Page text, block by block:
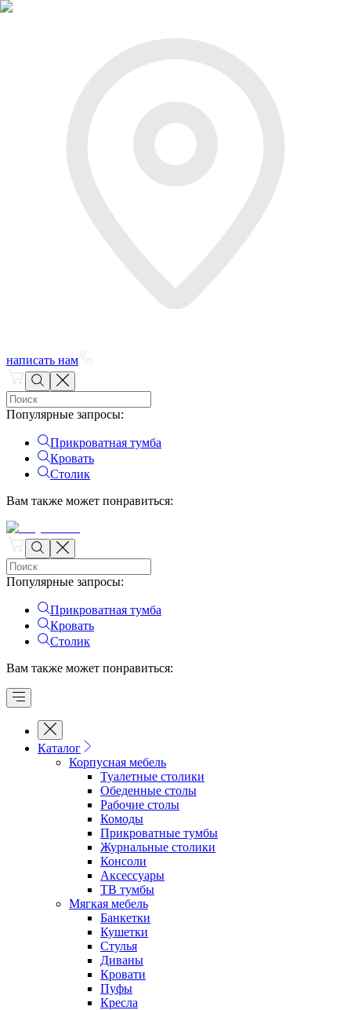
написать нам
Популярные запросы:
Прикроватная тумба
Кровать
Столик
Вам также может понравиться:
Популярные запросы:
Прикроватная тумба
Кровать
Столик
Вам также может понравиться:
Каталог
Корпусная мебель
Туалетные столики
Обеденные cтолы
Рабочие столы
Комоды
Прикроватные тумбы
Журнальные столики
Консоли
Аксессуары
ТВ тумбы
Мягкая мебель
Банкетки
Кушетки
Стулья
Диваны
Кровати
Пуфы
Кресла